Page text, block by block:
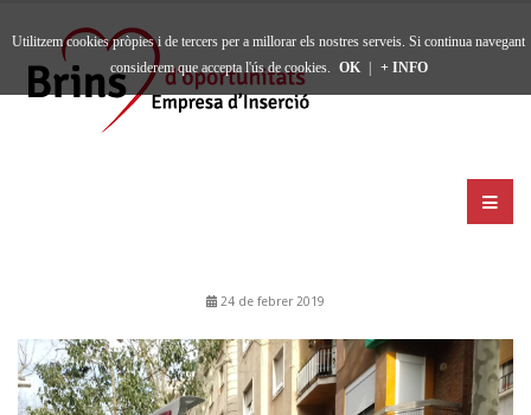
24 de febrer 2019
Utilitzem cookies pròpies i de tercers per a millorar els nostres serveis. Si continua navegant
considerem que accepta l'ús de cookies. OK + INFO